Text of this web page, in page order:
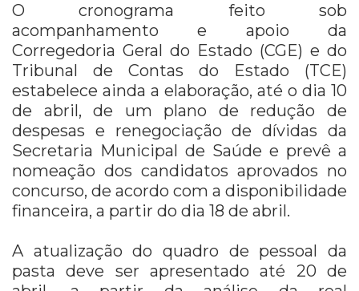
O cronograma feito sob
acompanhamento e apoio da
Corregedoria Geral do Estado (CGE) e do
Tribunal de Contas do Estado (TCE)
estabelece ainda a elaboração, até o dia 10
de abril, de um plano de redução de
despesas e renegociação de dívidas da
Secretaria Municipal de Saúde e prevê a
nomeação dos candidatos aprovados no
concurso, de acordo com a disponibilidade
financeira, a partir do dia 18 de abril.
A atualização do quadro de pessoal da
pasta deve ser apresentado até 20 de